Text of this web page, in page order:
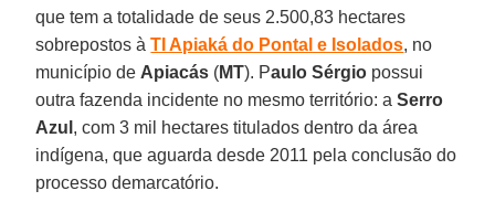
que tem a totalidade de seus 2.500,83 hectares
sobrepostos àTI Apiaká do Pontal e Isolados, no
município de Apiacás (MT). Paulo Sérgio possui
outra fazenda incidente no mesmo território: aSerro
Azul , com 3 mil hectares titulados dentro da área
indígena, que aguarda desde 2011 pela conclusão do
processo demarcatório.